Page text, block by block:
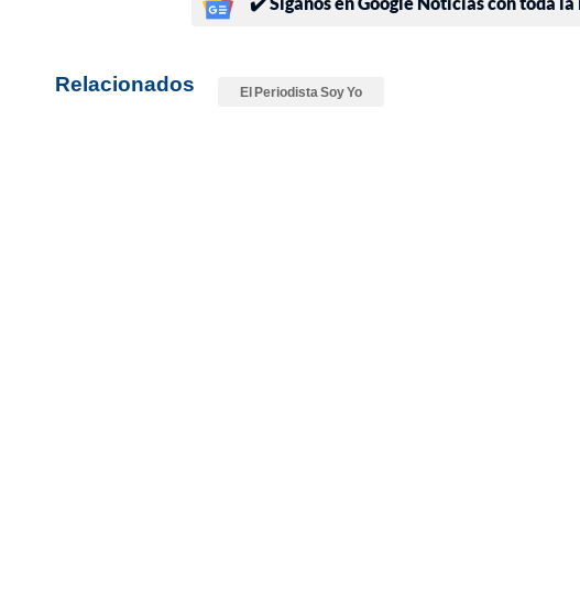
Relacionados El Periodista Soy Yo